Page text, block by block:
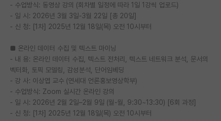
- 수업방식: 동영상 강의 (회차별 일정에 따라 1일 1강씩 업로드)
- 일 시: 2026년 3월 3일-3월 22일 [총 20일]
- 신 청: [1차] 2025년 12월 18일(목) 오전 10시부터
■ 온라인 데이터 수집 및 텍스트 마이닝
- 내 용: 온라인 데이터 수집, 텍스트 전처리, 텍스트 네트워크 분석, 문서의
벡터화, 토픽 모델링, 감성분석, 단어임베딩
- 강 사: 이상엽 교수 (연세대 언론홍보영상학부)
- 수업방식: Zoom 실시간 온라인 강의
- 일 시: 2026년 2월 2일–2월 9일 (월-월, 9:30~13:30) [6회 과정]
- 신 청: [1차] 2025년 12월 18일(목) 오전 10시부터